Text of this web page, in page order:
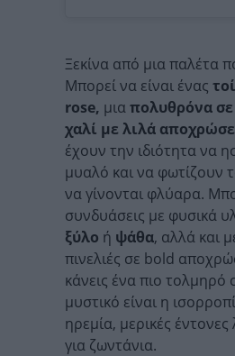
Ξεκίνα από μια παλέτα
Μπορεί να είναι ένας
rose, μιαπολυθρόνα
χαλί με λιλά
έχουν την ιδιότητα να
μυαλό και να φωτίζουν
να γίνονται φλύαρα.
συνδυάσεις με φυσικά
ξύλο ή ψάθα, αλλά και
πινελιές σε bold
κάνεις ένα πιο
μυστικό είναι η
ηρεμία, μερικές έντονες
για ζωντάνια.